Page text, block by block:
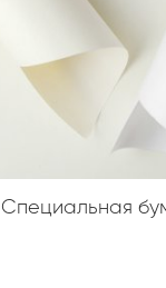
Специальная